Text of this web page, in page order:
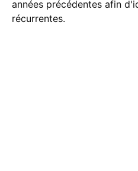
années précédentes afin
récurrentes.